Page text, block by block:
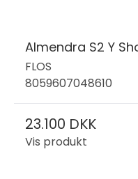
Almendra S2 Y
FLOS
8059607048610
23.100 DKK
Vis produkt